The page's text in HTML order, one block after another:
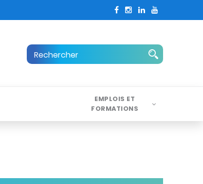
EMPLOIS ET
FORMATIONS